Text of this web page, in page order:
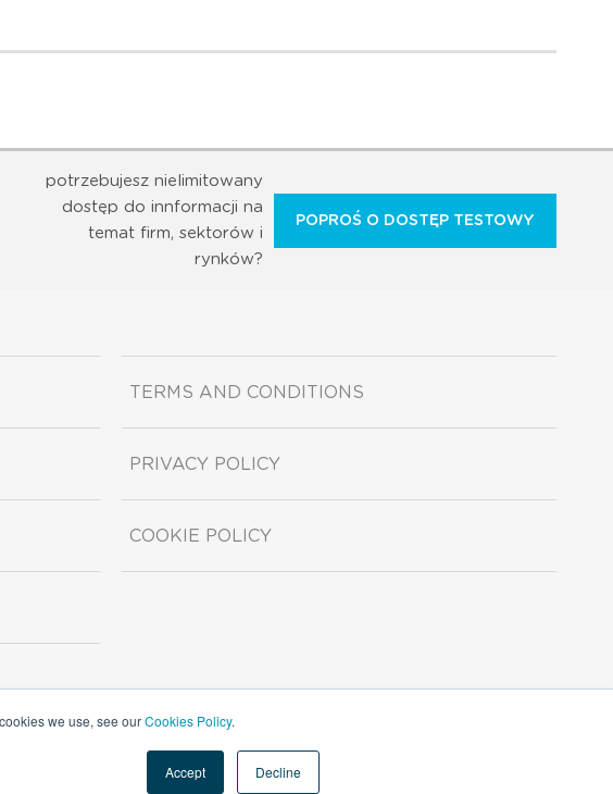
we use, see ourCookies Policy.
Accept Decline
potrzebujesz nielimitowany
dostęp do innformacji na
temat firm, sektorów i
rynków?
POPROŚ O DOSTĘP TESTOWY
TERMS AND CONDITIONS
PRIVACY POLICY
COOKIE POLICY